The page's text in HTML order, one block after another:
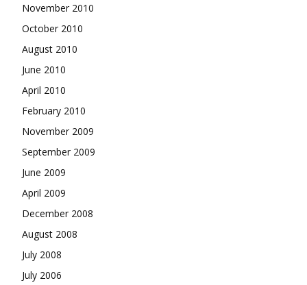
November 2010
October 2010
August 2010
June 2010
April 2010
February 2010
November 2009
September 2009
June 2009
April 2009
December 2008
August 2008
July 2008
July 2006